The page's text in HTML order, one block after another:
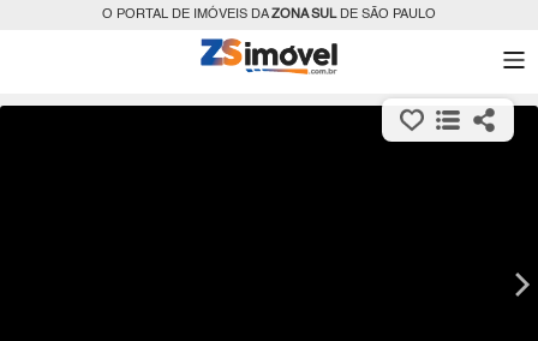
O PORTAL DE IMÓVEIS DAZONA SULDE SÃO PAULO